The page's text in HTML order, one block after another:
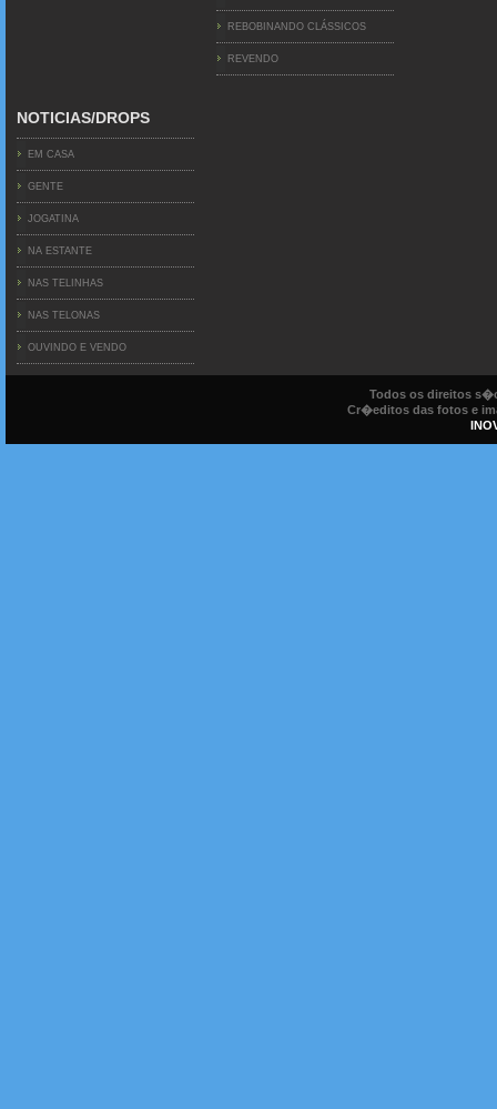
REBOBINANDO CLÁSSICOS
REVENDO
NOTICIAS/DROPS
EM CASA
GENTE
JOGATINA
NA ESTANTE
NAS TELINHAS
NAS TELONAS
OUVINDO E VENDO
Todos os direitos
Cr�editos das fotos e